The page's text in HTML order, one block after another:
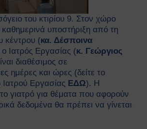
Πυρασφάλεια
Εργασίες σε ύψος
Τεχνοστρές
Εθνική Νομοθεσία
Ευρωπαϊκοί Κανονισμοί
Νέα & Ανακοινώσεις
Εκδηλώσεις
Άρθρα
του κτιρίου 9. Στον χώρο
καθημερινά υποστήριξη από τη
κέντρου (κα. Δέσποινα
Ιατρός Εργασίας (κ. Γεώργιος
διαθέσιμος σε
ημέρες και ώρες (δείτε το
Εργασίας ΕΔΩ). Η
γιατρό για θέματα που αφορούν
δεδομένα θα πρέπει να γίνεται